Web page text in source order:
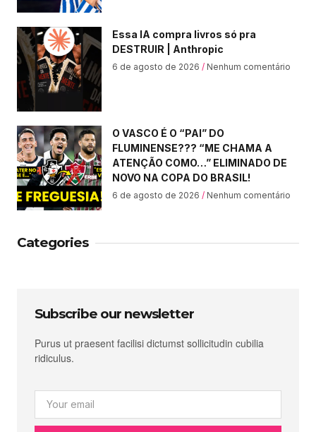
Essa IA compra livros só pra
DESTRUIR | Anthropic
6 de agosto de 2026 Nenhum comentário
O VASCO É O “PAI” DO
FLUMINENSE??? “ME CHAMA A
ATENÇÃO COMO…” ELIMINADO DE
NOVO NA COPA DO BRASIL!
6 de agosto de 2026 Nenhum comentário
Categories
Subscribe our newsletter
Purus ut praesent facilisi dictumst sollicitudin cubilia
ridiculus.